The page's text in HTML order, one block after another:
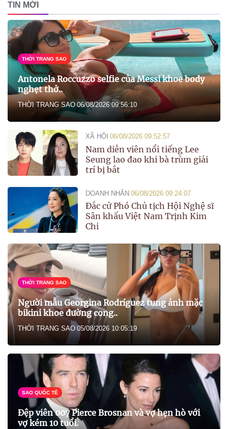
TIN MỚI
THỜI TRANG SAO
Antonela Roccuzzo selfie của Messi khoe body
nghẹt thở..
THỜI TRANG SAO 06/08/2026 09:56:10
XÃ HỘI 06/08/2026 09:52:57
Nam diễn viên nổi tiếng Lee
Seung lao đao khi bà trùm giải
trí bị bắt
DOANH NHÂN 06/08/2026 09:24:07
Đắc cử Phó Chủ tịch Hội Nghệ sĩ
Sân khấu Việt Nam Trịnh Kim
Chi
THỜI TRANG SAO
Người mẫu Georgina Rodríguez tung ảnh mặc
bikini khoe đường cong..
THỜI TRANG SAO 05/08/2026 10:05:19
SAO QUỐC TẾ
Đệp viên 007 Pierce Brosnan và vợ hẹn hò với
vợ kém 10 tuổi.